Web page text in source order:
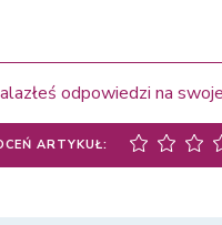
odpowiedzi na
ARTYKUŁ: